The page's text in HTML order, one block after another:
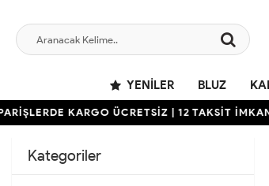
YENILER BLUZ
KARGO ÜCRETSİZ | 12 TAKSİT
Kategoriler